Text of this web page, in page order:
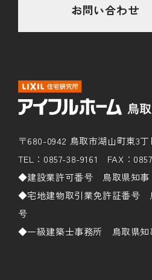
お問い合わせ
〒680-0942 鳥取市湖山町東3丁
TEL：0857-38-9161 FAX：
◆建設業許可番号 鳥取県知事
◆宅地建物取引業免許証番号
号
◆一級建築士事務所 鳥取県知